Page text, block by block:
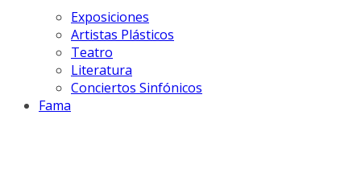
Exposiciones
Artistas Plásticos
Teatro
Literatura
Conciertos Sinfónicos
Fama